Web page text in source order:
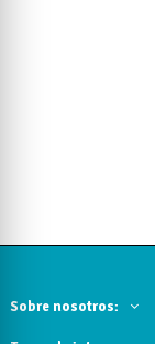
Sobre nosotros: